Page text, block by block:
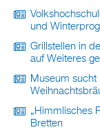
und
Grillstellen in
auf Weiteres
Museum sucht
„Himmlisches
Bretten